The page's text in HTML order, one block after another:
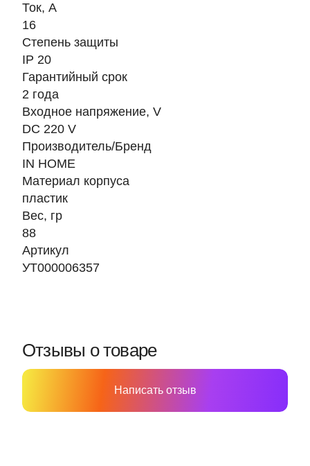
Ток, A
16
Степень защиты
IP 20
Гарантийный срок
2 года
Входное напряжение, V
DC 220 V
Производитель/Бренд
IN HOME
Материал корпуса
пластик
Вес, гр
88
Артикул
УТ000006357
Отзывы о товаре
Написать отзыв